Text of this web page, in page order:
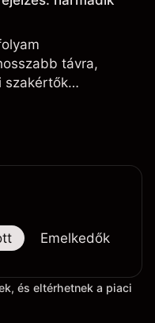
távra,
szakértők
Emelkedők
és eltérhetnek a piaci